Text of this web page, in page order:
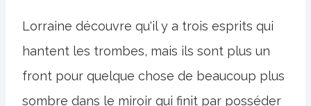
Lorraine découvre qu'il y a trois esprits qui
hantent les trombes, mais ils sont plus un
front pour quelque chose de beaucoup plus
sombre dans le miroir qui finit par posséder